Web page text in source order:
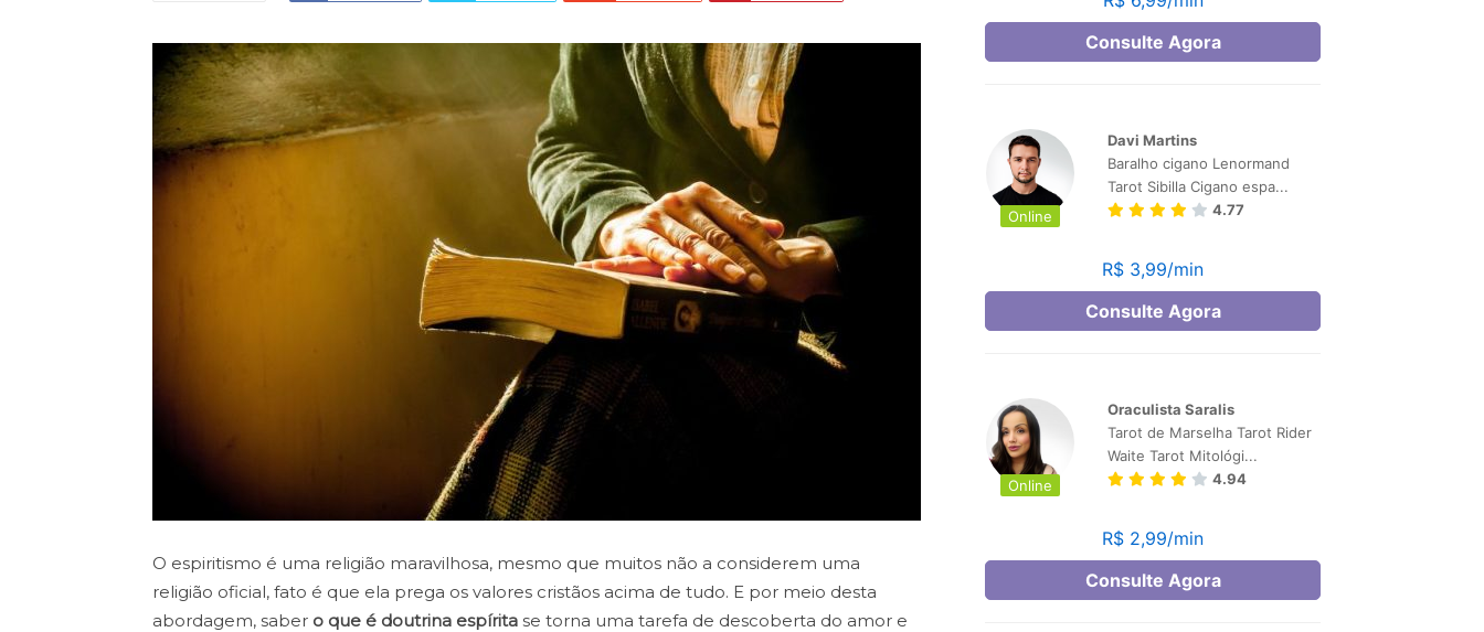
O espiritismo é uma religião maravilhosa, mesmo que muitos não a considerem uma
religião oficial, fato é que ela prega os valores cristãos acima de tudo. E por meio desta
abordagem, saber o que é doutrina espírita se torna uma tarefa de descoberta do amor e